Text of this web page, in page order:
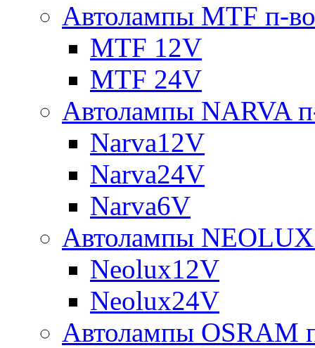
Автолампы MTF п-
MTF 12V
MTF 24V
Автолампы NARVA
Narva12V
Narva24V
Narva6V
Автолампы
Neolux12V
Neolux24V
Автолампы OSRAM